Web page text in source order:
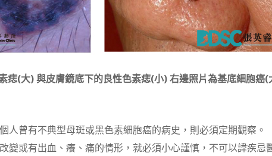
痣(大) 與皮膚鏡底下的良性色素痣(小) 右邊照片為基底細胞癌
人曾有不典型母斑或黑色素細胞癌的病史，則必須定期觀察。
變或有出血、癢、痛的情形，就必須小心謹慎，不可以諱疾